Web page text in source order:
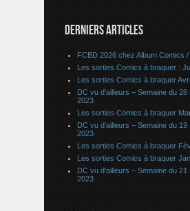
DERNIERS ARTICLES
FCBD 2026 chez Album Comics
Les sorties Comics à braquer :
Les sorties Comics à braquer
DC vu d’ailleurs – Semaine du
2023
Les sorties Comics à braquer
DC vu d’ailleurs – Semaine du
2023
Les sorties Comics à braquer
Les sorties Comics à braquer
DC vu d’ailleurs – Semaine du
2023